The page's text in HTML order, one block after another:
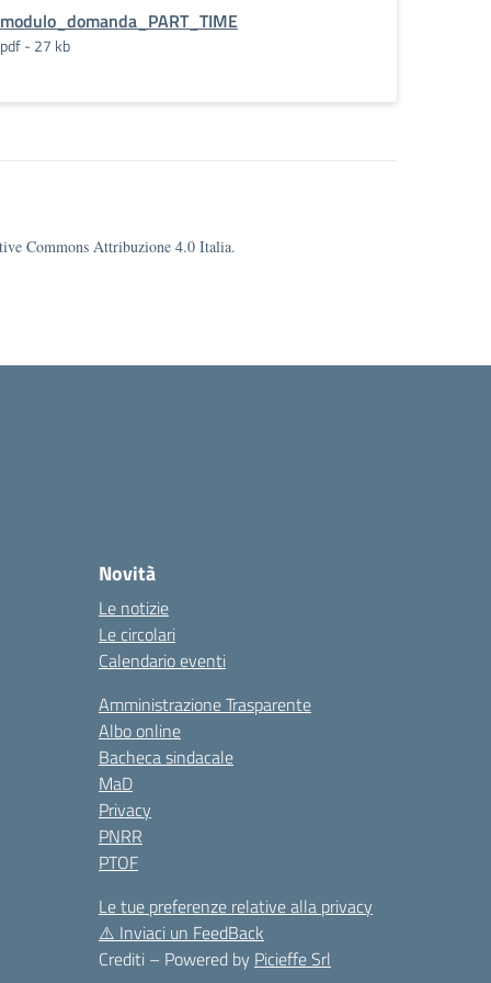
modulo_domanda_PART_TIME
pdf - 27 kb
Commons Attribuzione 4.0 Italia.
Novità
Le notizie
Le circolari
Calendario eventi
Amministrazione Trasparente
Albo online
Bacheca sindacale
MaD
Privacy
PNRR
PTOF
Le tue preferenze relative alla privacy
⚠️ Inviaci un FeedBack
Crediti – Powered by Picieffe Srl